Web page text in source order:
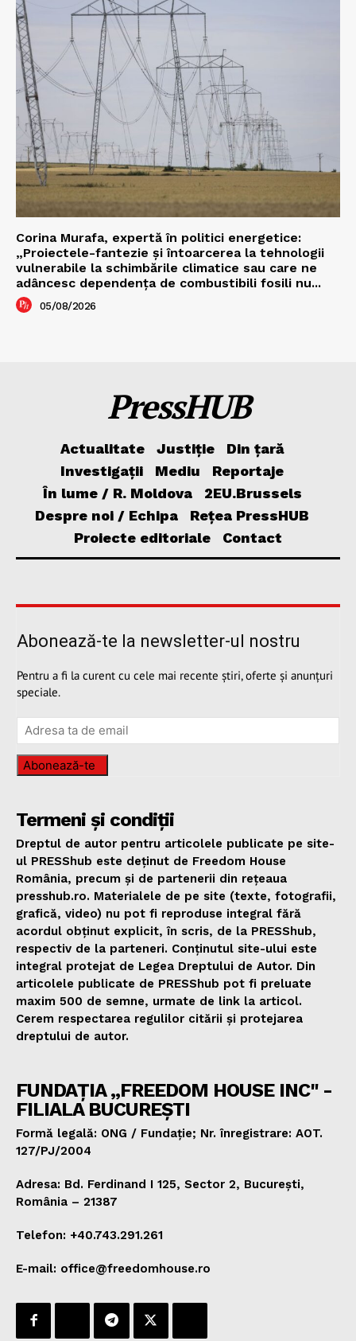
Corina Murafa, expertă în politici energetice:
„Proiectele-fantezie și întoarcerea la tehnologii
vulnerabile la schimbările climatice sau care ne
adâncesc dependența de combustibili fosili nu...
05/08/2026
PressHUB
Actualitate Justiție
Din țară
Investigații
Mediu
Reportaje
În lume / R. Moldova
2EU.Brussels
Despre noi / Echipa
Rețea PressHUB
Proiecte editoriale
Contact
Abonează-te la newsletter-ul nostru
Pentru a fi la curent cu cele mai recente știri, oferte și anunțuri
speciale.
Abonează-te
Termeni și condiții
Dreptul de autor pentru articolele publicate pe site-
ul PRESShub este deținut de Freedom House
România, precum și de partenerii din rețeaua
presshub.ro. Materialele de pe site (texte, fotografii,
grafică, video) nu pot fi reproduse integral fără
acordul obținut explicit, în scris, de la PRESShub,
respectiv de la parteneri. Conținutul site-ului este
integral protejat de Legea Dreptului de Autor. Din
articolele publicate de PRESShub pot fi preluate
maxim 500 de semne, urmate de link la articol.
Cerem respectarea regulilor citării și protejarea
dreptului de autor.
FUNDAȚIA „FREEDOM HOUSE INC" -
FILIALA BUCUREȘTI
Formă legală: ONG / Fundație; Nr. înregistrare: AOT.
127/PJ/2004
Adresa: Bd. Ferdinand I 125, Sector 2, București,
România – 21387
Telefon: +40.743.291.261
E-mail: office@freedomhouse.ro